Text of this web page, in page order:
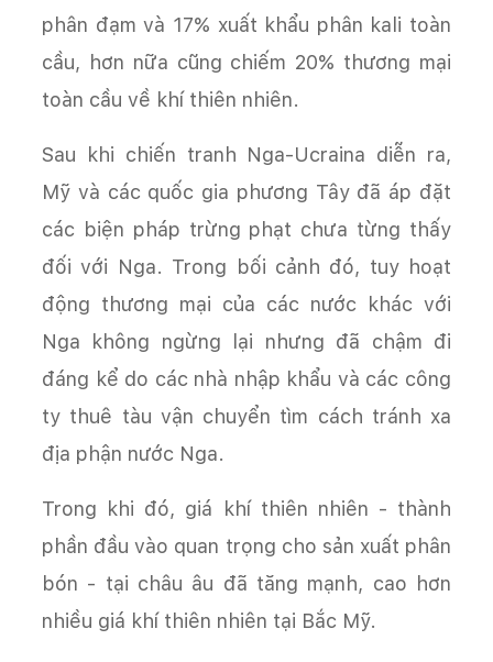
phân đạm và 17% xuất khẩu phân kali toàn
cầu, hơn nữa cũng chiếm 20% thương mại
toàn cầu về khí thiên nhiên.
Sau khi chiến tranh Nga-Ucraina diễn ra,
Mỹ và các quốc gia phương Tây đã áp đặt
các biện pháp trừng phạt chưa từng thấy
đối với Nga. Trong bối cảnh đó, tuy hoạt
động thương mại của các nước khác với
Nga không ngừng lại nhưng đã chậm đi
đáng kể do các nhà nhập khẩu và các công
ty thuê tàu vận chuyển tìm cách tránh xa
địa phận nước Nga.
Trong khi đó, giá khí thiên nhiên - thành
phần đầu vào quan trọng cho sản xuất phân
bón - tại châu âu đã tăng mạnh, cao hơn
nhiều giá khí thiên nhiên tại Bắc Mỹ.